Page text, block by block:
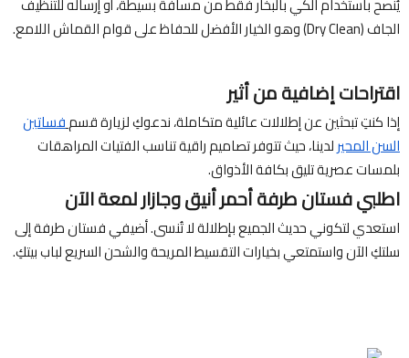
الجاف (Dry Clean) وهو الخيار الأفضل للحفاظ على قوام القماش اللامع.
اقتراحات إضافية من أثير
إذا كنتِ تبحثين عن إطلالات عائلية متكاملة، ندعوكِ لزيارة قسمفساتين
السن المحيرلدينا، حيث تتوفر تصاميم راقية تناسب الفتيات المراهقات
بلمسات عصرية تليق بكافة الأذواق.
اطلبي فستان طرفة أحمر أنيق وجازار لمعة الآن
استعدي لتكوني حديث الجميع بإطلالة لا تُنسى. أضيفي فستان طرفة إلى
سلتكِ الآن واستمتعي بخيارات التقسيط المريحة والشحن السريع لباب بيتكِ.